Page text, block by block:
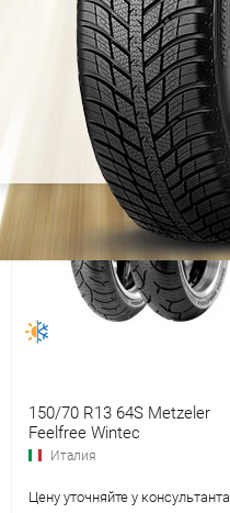
150/70 R13 64S Metzeler
Feelfree Wintec
Италия
Цену уточняйте у консультанта